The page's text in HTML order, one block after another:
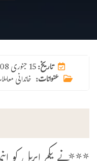
تاریخ:15 جنوری 2008
عنوانات: خاندانی